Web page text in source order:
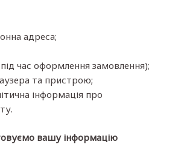
адреса;
час оформлення замовлення);
та пристрою;
інформація про
вашу інформацію